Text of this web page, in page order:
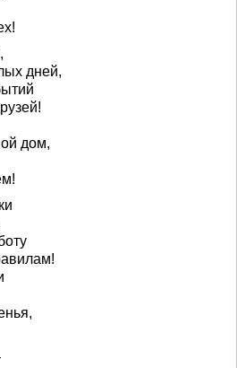
дней,
дом,